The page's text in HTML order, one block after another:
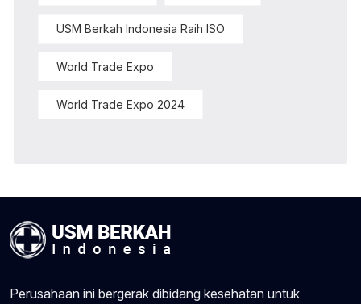
USM Berkah Indonesia Raih ISO
World Trade Expo
World Trade Expo 2024
Perusahaan ini bergerak dibidang kesehatan untuk